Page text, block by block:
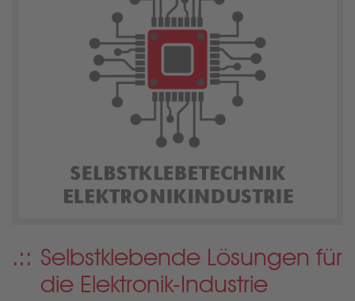
Selbstklebende Lösungen für
die Elektronik-Industrie